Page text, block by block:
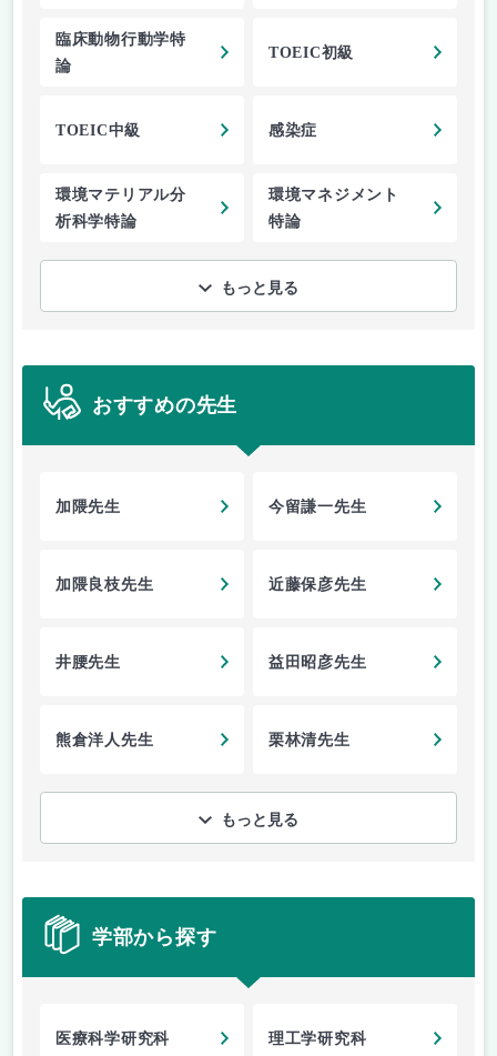
臨床動物行動学特
論
TOEIC初級
TOEIC中級 感染症
環境マテリアル分
析科学特論
環境マネジメント
特論
もっと見る
おすすめの先生
加隈先生 今留謙一先生
加隈良枝先生 近藤保彦先生
井腰先生 益田昭彦先生
熊倉洋人先生 栗林清先生
もっと見る
学部から探す
医療科学研究科 理工学研究科